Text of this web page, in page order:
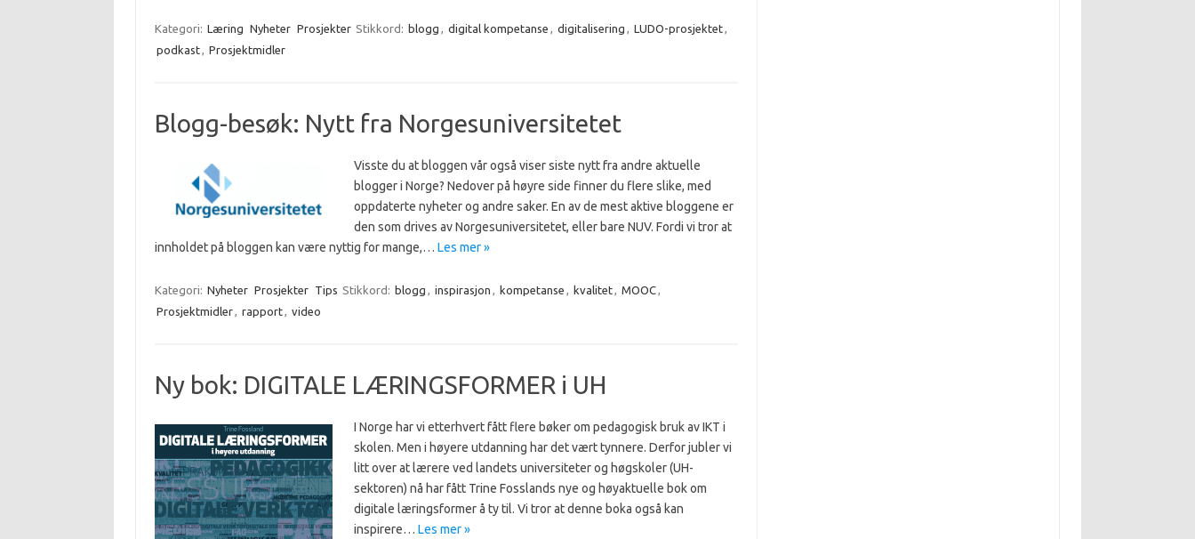
Kategori: Læring Nyheter Prosjekter Stikkord: blogg , digital kompetanse , digitalisering , LUDO-prosjektet,
podkast, Prosjektmidler
Blogg-besøk: Nytt fra Norgesuniversitetet
Visste du at bloggen vår også viser siste nytt fra andre aktuelle
blogger i Norge? Nedover på høyre side finner du flere slike, med
oppdaterte nyheter og andre saker. En av de mest aktive bloggene er
den som drives av Norgesuniversitetet, eller bare NUV. Fordi vi tror at
innholdet på bloggen kan være nyttig for mange,… Les mer »
Kategori: Nyheter Prosjekter Tips Stikkord: blogg , inspirasjon , kompetanse , kvalitet, MOOC,
Prosjektmidler, rapport, video
Ny bok: DIGITALE LÆRINGSFORMER i UH
I Norge har vi etterhvert fått flere bøker om pedagogisk bruk av IKT i
skolen. Men i høyere utdanning har det vært tynnere. Derfor jubler vi
litt over at lærere ved landets universiteter og høgskoler (UH-
sektoren) nå har fått Trine Fosslands nye og høyaktuelle bok om
digitale læringsformer å ty til. Vi tror at denne boka også kan
inspirere… Les mer »